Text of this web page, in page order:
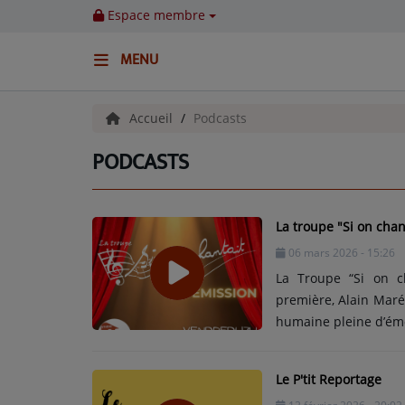
Espace membre
MENU
GIEN, SA FABULEUSE HISTOIRE
GRAFFITI CINÉMA
LES ASSOCIÉS DU JOUR
LA CHRONIQUE MUSICALE
Accueil Podcasts
PODCASTS
La troupe "Si on
06 mars 2026 - 15:26
La Troupe “Si on
première, Alain
humaine pleine
instants forts
Le P'tit Reportage